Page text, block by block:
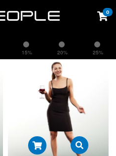
15% 20% 25%
0